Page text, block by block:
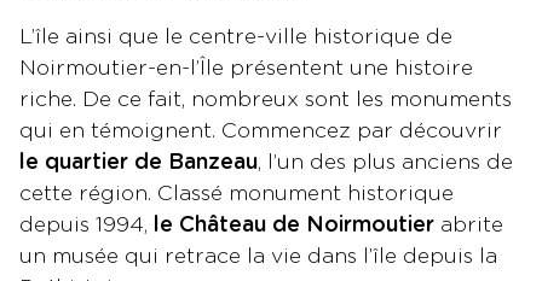
L’île ainsi que le centre-ville historique de
Noirmoutier-en-l’Île présentent une histoire
riche. De ce fait, nombreux sont les monuments
qui en témoignent. Commencez par découvrir
le quartier de Banzeau, l’un des plus anciens de
cette région. Classé monument historique
depuis 1994, le Château de Noirmoutier abrite
un musée qui retrace la vie dans l’île depuis la